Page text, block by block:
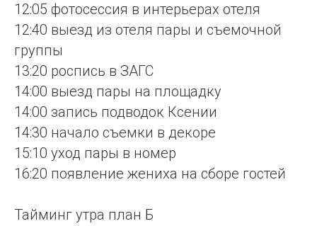
12:05 фотосессия в интерьерах отеля
12:40 выезд из отеля пары и съемочной
группы
13:20 роспись в ЗАГС
14:00 выезд пары на площадку
14:00 запись подводок Ксении
14:30 начало съемки в декоре
15:10 уход пары в номер
16:20 появление жениха на сборе гостей
Тайминг утра план Б